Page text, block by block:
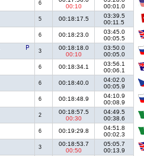
6
00:10
00:01.0
5 00:18:17.5
03:39.5
00:11.5
6 00:18:23.0
03:45.0
00:05.5
3
00:18:18.0
00:10
03:50.0
00:05.0
6 00:18:34.1
03:56.1
00:06.1
6 00:18:40.0
04:02.0
00:05.9
6 00:18:48.9
04:10.9
00:08.9
2
00:18:57.5
00:30
04:49.5
00:38.6
6 00:19:29.8
04:51.8
00:02.3
3
00:18:53.7
00:50
05:05.7
00:13.9